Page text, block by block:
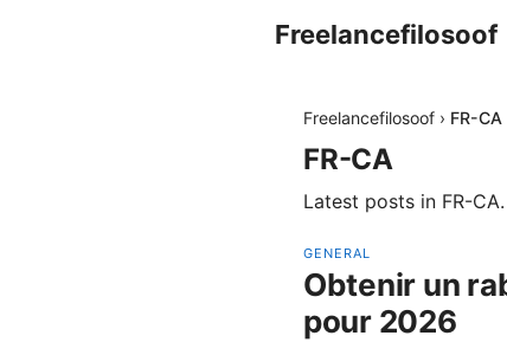
Freelancefilosoof
Freelancefilosoof › FR-CA
FR-CA
Latest posts in FR-CA.
GENERAL
Obtenir un
pour 2026